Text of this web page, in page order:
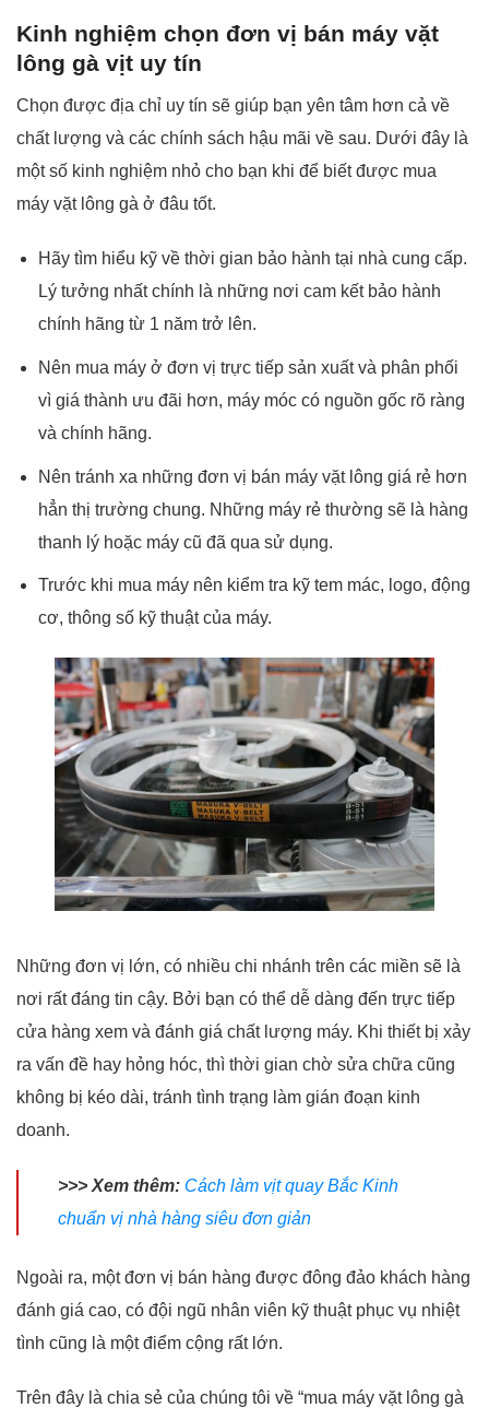
Kinh nghiệm chọn đơn vị bán máy vặt
lông gà vịt uy tín
Chọn được địa chỉ uy tín sẽ giúp bạn yên tâm hơn cả về
chất lượng và các chính sách hậu mãi về sau. Dưới đây là
một số kinh nghiệm nhỏ cho bạn khi để biết được mua
máy vặt lông gà ở đâu tốt.
Hãy tìm hiểu kỹ về thời gian bảo hành tại nhà cung cấp.
Lý tưởng nhất chính là những nơi cam kết bảo hành
chính hãng từ 1 năm trở lên.
Nên mua máy ở đơn vị trực tiếp sản xuất và phân phối
vì giá thành ưu đãi hơn, máy móc có nguồn gốc rõ ràng
và chính hãng.
Nên tránh xa những đơn vị bán máy vặt lông giá rẻ hơn
hẳn thị trường chung. Những máy rẻ thường sẽ là hàng
thanh lý hoặc máy cũ đã qua sử dụng.
Trước khi mua máy nên kiểm tra kỹ tem mác, logo, động
cơ, thông số kỹ thuật của máy.
Những đơn vị lớn, có nhiều chi nhánh trên các miền sẽ là
nơi rất đáng tin cậy. Bởi bạn có thể dễ dàng đến trực tiếp
cửa hàng xem và đánh giá chất lượng máy. Khi thiết bị xảy
ra vấn đề hay hỏng hóc, thì thời gian chờ sửa chữa cũng
không bị kéo dài, tránh tình trạng làm gián đoạn kinh
doanh.
>>> Xem thêm: Cách làm vịt quay Bắc Kinh
chuẩn vị nhà hàng siêu đơn giản
Ngoài ra, một đơn vị bán hàng được đông đảo khách hàng
đánh giá cao, có đội ngũ nhân viên kỹ thuật phục vụ nhiệt
tình cũng là một điểm cộng rất lớn.
Trên đây là chia sẻ của chúng tôi về “mua máy vặt lông gà